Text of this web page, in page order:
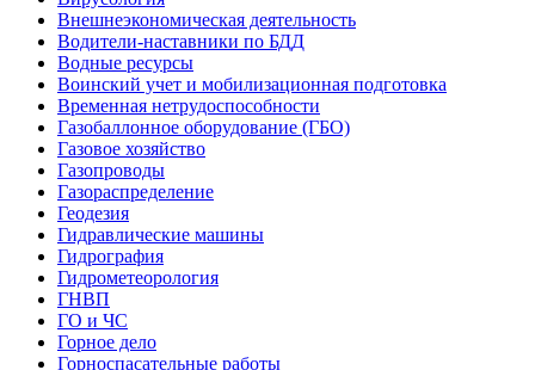
Внешнеэкономическая деятельность
Водители-наставники по БДД
Водные ресурсы
Воинский учет и мобилизационная подготовка
Временная нетрудоспособности
Газобаллонное оборудование (ГБО)
Газовое хозяйство
Газопроводы
Газораспределение
Геодезия
Гидравлические машины
Гидрография
Гидрометеорология
ГНВП
ГО и ЧС
Горное дело
Горноспасательные работы